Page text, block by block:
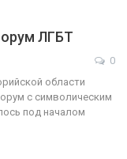
ЛГБТ
0
области
с символическим
под началом